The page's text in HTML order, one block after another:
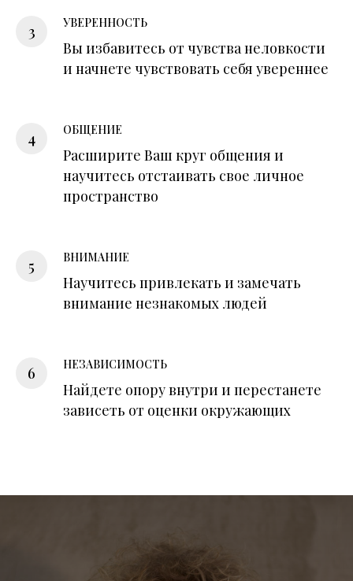
УВЕРЕННОСТЬ
Вы избавитесь от чувства неловкости
и начнете чувствовать себя увереннее
ОБЩЕНИЕ
Расширите Ваш круг общения и
научитесь отстаивать свое личное
пространство
ВНИМАНИЕ
Научитесь привлекать и замечать
внимание незнакомых людей
НЕЗАВИСИМОСТЬ
Найдете опору внутри и перестанете
зависеть от оценки окружающих